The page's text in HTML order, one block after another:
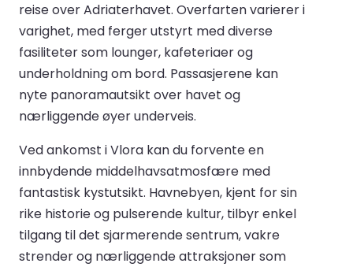
reise over Adriaterhavet. Overfarten varierer i
varighet, med ferger utstyrt med diverse
fasiliteter som lounger, kafeteriaer og
underholdning om bord. Passasjerene kan
nyte panoramautsikt over havet og
nærliggende øyer underveis.
Ved ankomst i Vlora kan du forvente en
innbydende middelhavsatmosfære med
fantastisk kystutsikt. Havnebyen, kjent for sin
rike historie og pulserende kultur, tilbyr enkel
tilgang til det sjarmerende sentrum, vakre
strender og nærliggende attraksjoner som